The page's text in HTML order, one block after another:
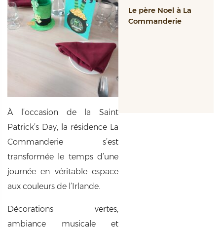
À l’occasion de la Saint
Patrick’s Day, la résidence La
Commanderie s’est
transformée le temps d’une
journée en véritable espace
aux couleurs de l’Irlande.
Décorations vertes,
ambiance musicale et
Le père Noel à La
Commanderie